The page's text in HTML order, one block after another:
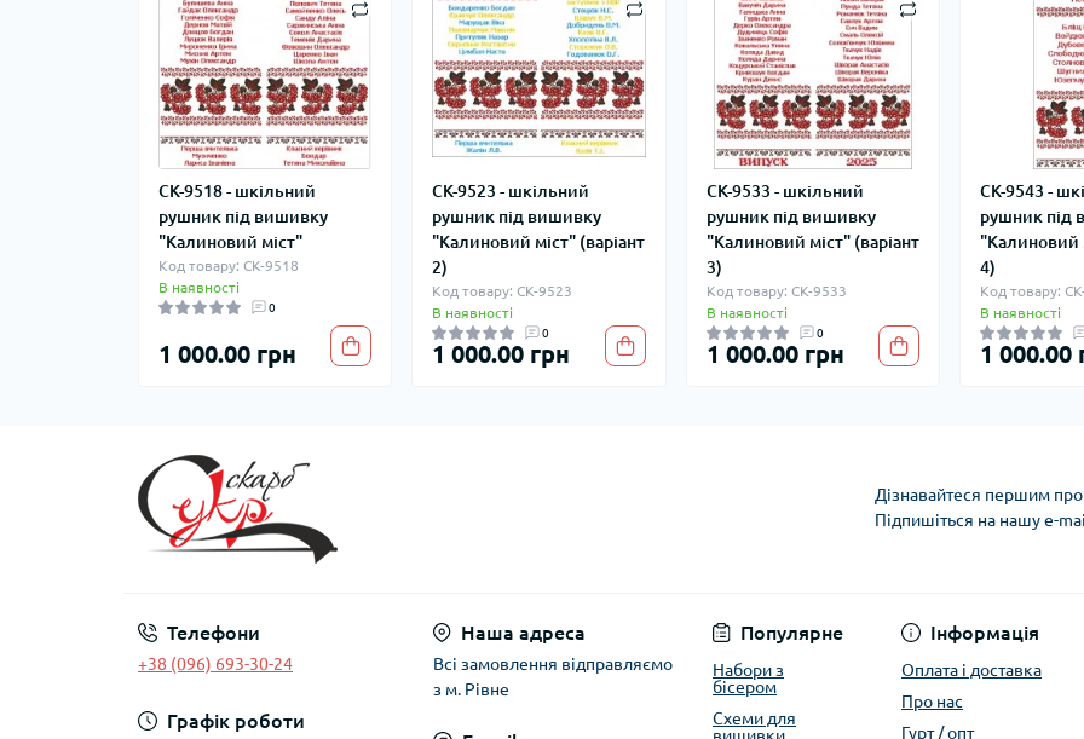
СК-9518 - шкільний
рушник під вишивку
"Калиновий міст"
Код товару: СК-9518
В наявності
0
1 000.00 грн
СК-9523 - шкільний
рушник під вишивку
"Калиновий міст" (варіант
2)
Код товару: СК-9523
В наявності
0
1 000.00 грн
СК-9533 - шкільний
рушник під вишивку
"Калиновий міст" (варіант
3)
Код товару: СК-9533
В наявності
0
1 000.00 грн
СК-9543 -
рушник під
"Калиновий
4)
Код товару:
В наявності
1 000.00
Дізнавайтеся першим про
Підпишіться на нашу e-
Телефони
+38 (096) 693-30-24
Графік роботи
Наша адреса
Всі замовлення відправляємо
з м. Рівне
Популярне
Набори з
бісером
Схеми для
вишивки
Інформація
Оплата і доставка
Про нас
Гурт / опт